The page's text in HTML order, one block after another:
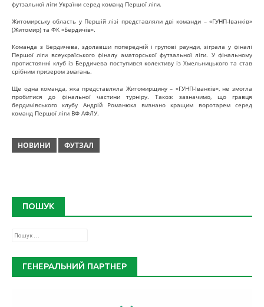
футзальної ліги України серед команд Першої ліги.
Житомирську область у Першій лізі представляли дві команди – «ГУНП-Іванків»
(Житомир) та ФК «Бердичів».
Команда з Бердичева, здолавши попередній і групові раунди, зіграла у фіналі
Першої ліги всеукраїського фіналу аматорської футзальної ліги. У фінальному
протистоянні клуб із Бердичева поступився колективу із Хмельницького та став
срібним призером змагань.
Ще одна команда, яка представляла Житомирщину – «ГУНП-Іванків», не змогла
пробитися до фінальної частини турніру. Також зазначимо, що гравця
бердичівського клубу Андрій Романюка визнано кращим воротарем серед
команд Першої ліги ВФ АФЛУ.
НОВИНИ ФУТЗАЛ
ПОШУК
Пошук:
ГЕНЕРАЛЬНИЙ ПАРТНЕР